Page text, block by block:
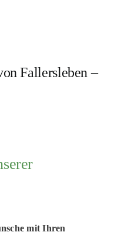
Fallersleben –
mit Ihren